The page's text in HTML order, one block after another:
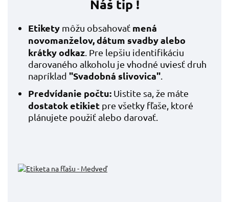
Náš tip !
Etikety môžu obsahovať mená
novomanželov, dátum svadby alebo
krátky odkaz. Pre lepšiu identifikáciu
darovaného alkoholu je vhodné uviesť druh
napríklad "Svadobná slivovica".
Predvídanie počtu: Uistite sa, že máte
dostatok etikiet pre všetky fľaše, ktoré
plánujete použiť alebo darovať.